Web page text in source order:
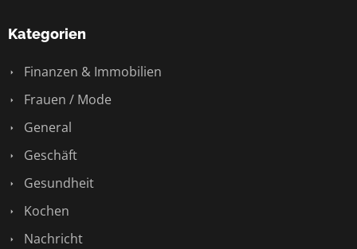
Kategorien
Finanzen & Immobilien
Frauen / Mode
General
Geschäft
Gesundheit
Kochen
Nachricht